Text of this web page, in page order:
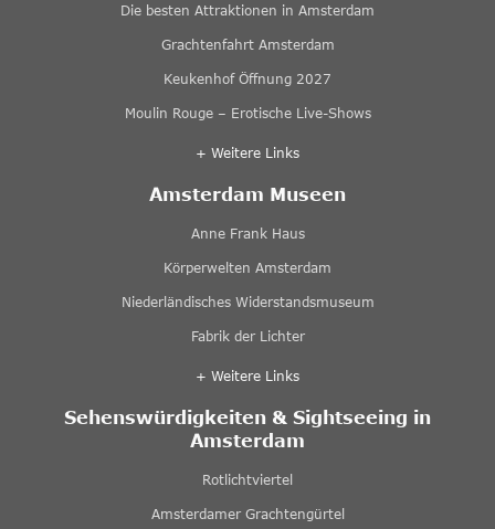
Die besten Attraktionen in Amsterdam
Grachtenfahrt Amsterdam
Keukenhof Öffnung 2027
Moulin Rouge – Erotische Live-Shows
+ Weitere Links
Amsterdam Museen
Anne Frank Haus
Körperwelten Amsterdam
Niederländisches Widerstandsmuseum
Fabrik der Lichter
+ Weitere Links
Sehenswürdigkeiten & Sightseeing in
Amsterdam
Rotlichtviertel
Amsterdamer Grachtengürtel